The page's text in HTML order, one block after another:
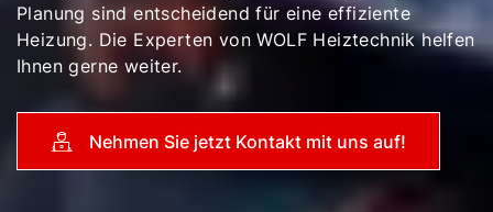
Planung sind entscheidend für eine effiziente
Heizung. Die Experten von WOLF Heiztechnik helfen
Ihnen gerne weiter.
Nehmen Sie jetzt Kontakt mit uns auf!